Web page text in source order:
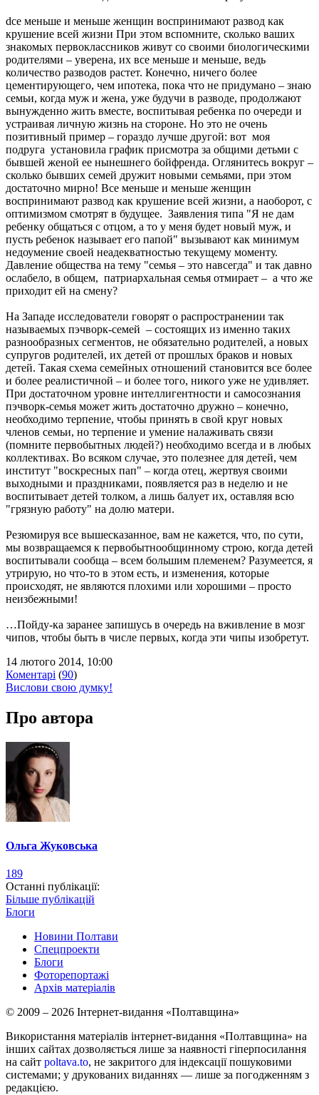
dсе меньше и меньше женщин воспринимают развод как
крушение всей жизни При этом вспомните, сколько ваших
знакомых первоклассников живут со своими биологическими
родителями – уверена, их все меньше и меньше, ведь
количество разводов растет. Конечно, ничего более
цементирующего, чем ипотека, пока что не придумано – знаю
семьи, когда муж и жена, уже будучи в разводе, продолжают
вынужденно жить вместе, воспитывая ребенка по очереди и
устраивая личную жизнь на стороне. Но это не очень
позитивный пример – гораздо лучше другой: вот моя
подруга установила график присмотра за общими детьми с
бывшей женой ее нынешнего бойфренда. Оглянитесь вокруг –
сколько бывших семей дружит новыми семьями, при этом
достаточно мирно! Все меньше и меньше женщин
воспринимают развод как крушение всей жизни, а наоборот, с
оптимизмом смотрят в будущее. Заявления типа "Я не дам
ребенку общаться с отцом, а то у меня будет новый муж, и
пусть ребенок называет его папой" вызывают как минимум
недоумение своей неадекватностью текущему моменту.
Давление общества на тему "семья – это навсегда" и так давно
ослабело, в общем, патриархальная семья отмирает – а что же
приходит ей на смену?
На Западе исследователи говорят о распространении так
называемых пэчворк-семей – состоящих из именно таких
разнообразных сегментов, не обязательно родителей, а новых
супругов родителей, их детей от прошлых браков и новых
детей. Такая схема семейных отношений становится все более
и более реалистичной – и более того, никого уже не удивляет.
При достаточном уровне интеллигентности и самосознания
пэчворк-семья может жить достаточно дружно – конечно,
необходимо терпение, чтобы принять в свой круг новых
членов семьи, но терпение и умение налаживать связи
(помните первобытных людей?) необходимо всегда и в любых
коллективах. Во всяком случае, это полезнее для детей, чем
институт "воскресных пап" – когда отец, жертвуя своими
выходными и праздниками, появляется раз в неделю и не
воспитывает детей толком, а лишь балует их, оставляя всю
"грязную работу" на долю матери.
Резюмируя все вышесказанное, вам не кажется, что, по сути,
мы возвращаемся к первобытнообщинному строю, когда детей
воспитывали сообща – всем большим племенем? Разумеется, я
утрирую, но что-то в этом есть, и изменения, которые
происходят, не являются плохими или хорошими – просто
неизбежными!
…Пойду-ка заранее запишусь в очередь на вживление в мозг
чипов, чтобы быть в числе первых, когда эти чипы изобретут.
14 лютого 2014, 10:00
Коментарі (90)
Вислови свою думку!
Про автора
Ольга Жуковська
189
Останні публікації:
Більше публікацій
Блоги
Новини Полтави
Спецпроекти
Блоги
Фоторепортажі
Архів матеріалів
© 2009 – 2026 Інтернет-видання «Полтавщина»
Використання матеріалів інтернет-видання «Полтавщина» на
інших сайтах дозволяється лише за наявності гіперпосилання
на сайт poltava.to, не закритого для індексації пошуковими
системами; у друкованих виданнях — лише за погодженням з
редакцією.